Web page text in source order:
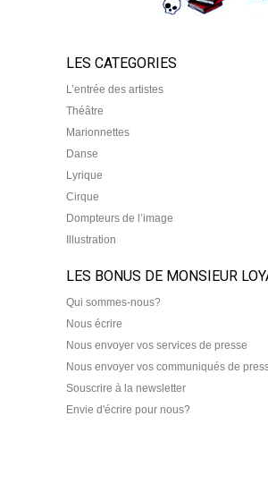
LES CATEGORIES
L’entrée des artistes
Théâtre
Marionnettes
Danse
Lyrique
Cirque
Dompteurs de l’image
Illustration
LES BONUS DE MONSIEUR
Qui sommes-nous?
Nous écrire
Nous envoyer vos services de presse
Nous envoyer vos communiqués de
Souscrire à la newsletter
Envie d'écrire pour nous?